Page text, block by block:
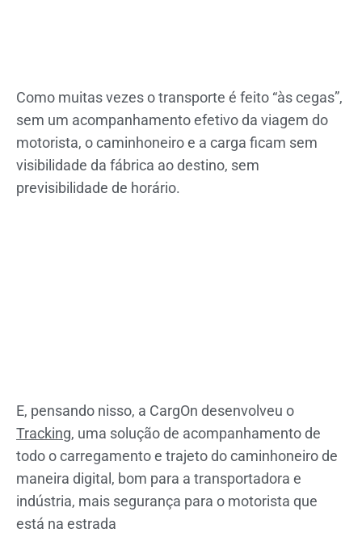
Como muitas vezes o transporte é feito “às cegas”,
sem um acompanhamento efetivo da viagem do
motorista, o caminhoneiro e a carga ficam sem
visibilidade da fábrica ao destino, sem
previsibilidade de horário.
E, pensando nisso, a CargOn desenvolveu o
Tracking, uma solução de acompanhamento de
todo o carregamento e trajeto do caminhoneiro de
maneira digital, bom para a transportadora e
indústria, mais segurança para o motorista que
está na estrada